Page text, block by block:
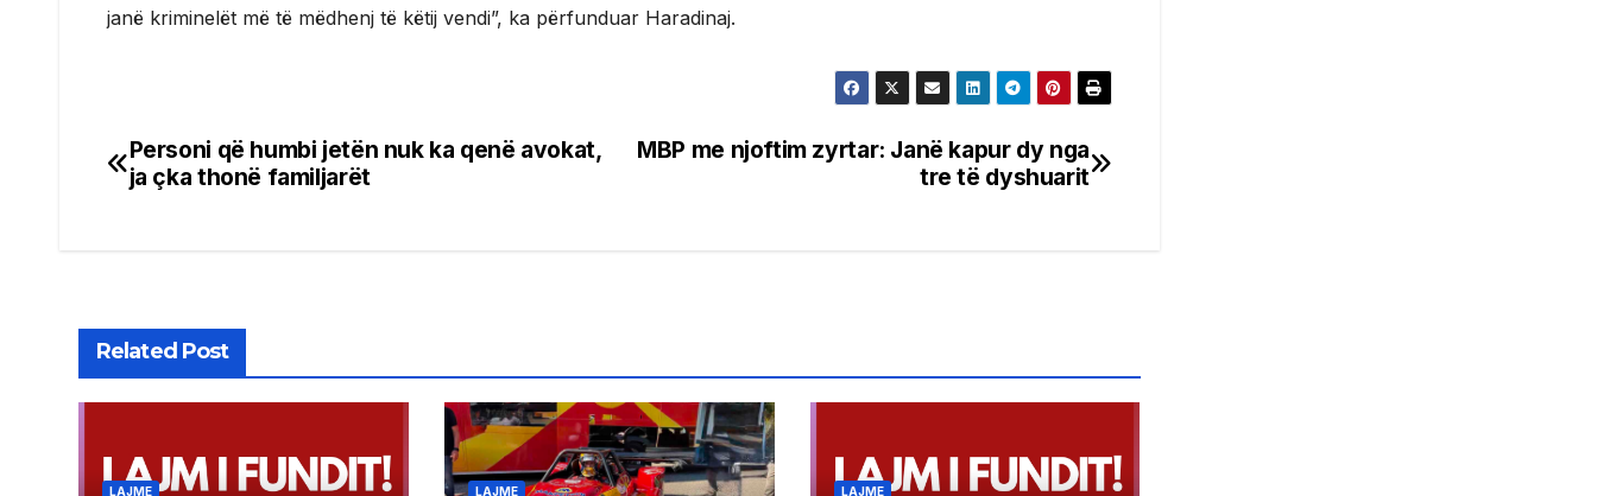
janë kriminelët më të mëdhenj të këtij vendi”, ka përfunduar Haradinaj.
Post
MBP me njoftim zyrtar: Janë kapur dy nga
tre të dyshuarit
Personi që humbi jetën nuk ka qenë avokat,
ja çka thonë familjarët
Related Post
LAJME LAJME LAJME